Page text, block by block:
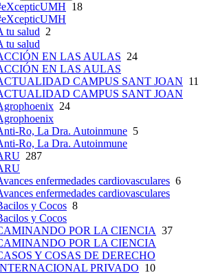
18
tu salud 2
tu salud
EN LAS AULAS 24
EN LAS AULAS
CAMPUS SANT JOAN 11
CAMPUS SANT JOAN
24
Ro, La Dra. Autoinmune 5
Ro, La Dra. Autoinmune
287
enfermedades cardiovasculares 6
enfermedades cardiovasculares
y Cocos 8
y Cocos
POR LA CIENCIA 37
POR LA CIENCIA
Y COSAS DE DERECHO
PRIVADO 10